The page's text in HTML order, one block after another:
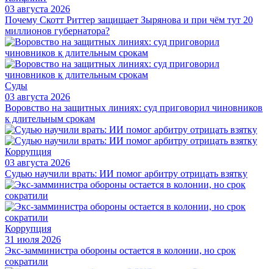
03 августа 2026
Почему Скотт Риттер защищает Зырянова и при чём тут 20
миллионов губернатора?
Суды
03 августа 2026
Воровство на защитных линиях: суд приговорил чиновников
к длительным срокам
Коррупция
03 августа 2026
Судью научили врать: ИИ помог арбитру отрицать взятку
Коррупция
31 июля 2026
Экс-замминистра обороны остается в колонии, но срок
сократили